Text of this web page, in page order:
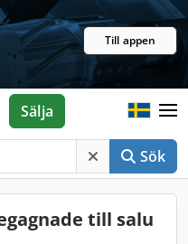
Till appen
Sök
Sälja
till salu